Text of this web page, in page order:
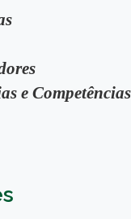
e Competências